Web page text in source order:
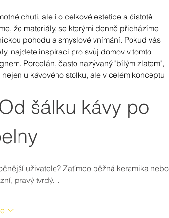
chuti, ale i o celkové estetice a čistotě
že materiály, se kterými denně přicházíme
pohodu a smyslové vnímání. Pokud vás
najdete inspiraci pro svůj domov v tomto
Porcelán, často nazývaný "bílým zlatem",
u kávového stolku, ale v celém konceptu
šálku kávy po
uživatele? Zatímco běžná keramika nebo
pravý tvrdý…